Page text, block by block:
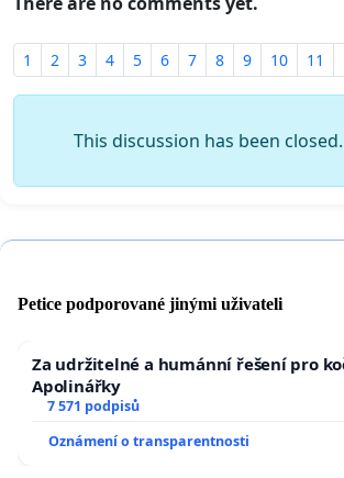
1 2 3 4 5 6 7 8 9 10 11
This discussion has been closed.
Petice podporované jinými uživateli
Za udržitelné a humánní řešení pro
Apolinářky
7 571 podpisů
Oznámení o transparentnosti